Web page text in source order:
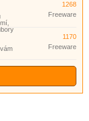
1268
Freeware
1170
Freeware